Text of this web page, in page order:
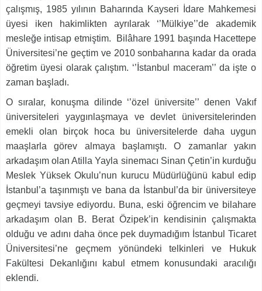
çalışmış, 1985 yılının Baharında Kayseri İdare Mahkemesi
üyesi iken hakimlikten ayrılarak ‘’Mülkiye’’de akademik
mesleğe intisap etmiştim. Bilâhare 1991 başında Hacettepe
Üniversitesi’ne geçtim ve 2010 sonbaharına kadar da orada
öğretim üyesi olarak çalıştım. ‘’İstanbul maceram’’ da işte o
zaman başladı.
O sıralar, konuşma dilinde ‘’özel üniversite’’ denen Vakıf
üniversiteleri yaygınlaşmaya ve devlet üniversitelerinden
emekli olan birçok hoca bu üniversitelerde daha uygun
maaşlarla görev almaya başlamıştı. O zamanlar yakın
arkadaşım olan Atilla Yayla sinemacı Sinan Çetin’in kurduğu
Meslek Yüksek Okulu’nun kurucu Müdürlüğünü kabul edip
İstanbul’a taşınmıştı ve bana da İstanbul’da bir üniversiteye
geçmeyi tavsiye ediyordu. Buna, eski öğrencim ve bilahare
arkadaşım olan B. Berat Özipek’in kendisinin çalışmakta
olduğu ve adını daha önce pek duymadığım İstanbul Ticaret
Üniversitesi’ne geçmem yönündeki telkinleri ve Hukuk
Fakültesi Dekanlığını kabul etmem konusundaki aracılığı
eklendi.